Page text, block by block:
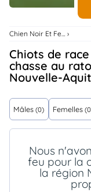
Chiens
Services
Assurances
Chien Noir Et Feu Pour La Chasse Au Raton Laveur
Chiots de race Chien noir et feu pour la
chasse au
Nouvelle-
Mâles (0) Femelles
Nous
feu pour la
la région